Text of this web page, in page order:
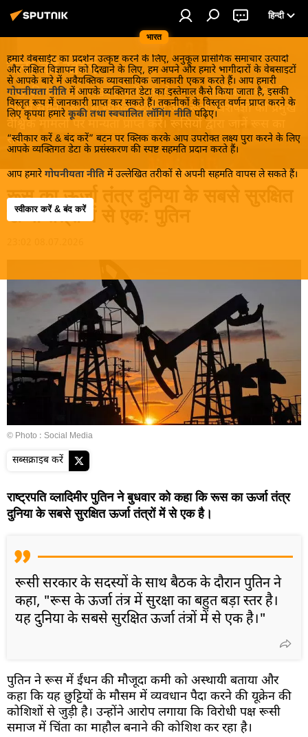
भारत
हिन्दी
हमारे वेबसाईट का प्रदर्शन उत्कृष्ट करने के लिए, अनुकूल प्रासंगिक समाचार उत्पादों
और लक्षित विज्ञापन को दिखाने के लिए, हम अपने और हमारे भागीदारों के वेबसाइटों
से आपके बारे में अवैयक्तिक व्यावसायिक जानकारी एकत्र करते हैं। आप हमारी
गोपनीयता नीति में आपके व्यक्तिगत डेटा का इस्तेमाल कैसे किया जाता है, इसकी
विस्तृत रूप में जानकारी प्राप्त कर सकते हैं। तकनीकों के विस्तृत वर्णन प्राप्त करने के
लिए कृपया हमारे कूकी तथा स्वचालित लॉगिंग नीति पढ़िए।
“स्वीकार करें & बंद करें” बटन पर क्लिक करके आप उपरोक्त लक्ष्य पुरा करने के लिए
आपके व्यक्तिगत डेटा के प्रसंस्करण की स्पष्ट सहमति प्रदान करते हैं।
आप हमारे गोपनीयता नीति में उल्लेखित तरीकों से अपनी सहमति वापस ले सकते हैं।
स्वीकार करें & बंद करें
रूस की खबरें
रूस की गरमा-गरम खबरें जानें! सबसे रोचक आंतरिक मामलों के
बारे में सूचना, रूस से स्पेशल स्टोरीस और रूसी विशेषज्ञों की प्रमुख
वैश्विक मामलों पर मान्यता प्राप्त करें। रूसियों द्वारा जानें रूस का
सच!
रूस का ऊर्जा तंत्र दुनिया के सबसे सुरक्षित
ऊर्जा तंत्रों में से एक: पुतिन
© Photo : Social Media
सब्सक्राइब करें
राष्ट्रपति व्लादिमीर पुतिन ने बुधवार को कहा कि रूस का ऊर्जा तंत्र
दुनिया के सबसे सुरक्षित ऊर्जा तंत्रों में से एक है।
रूसी सरकार के सदस्यों के साथ बैठक के दौरान पुतिन ने
कहा, "रूस के ऊर्जा तंत्र में सुरक्षा का बहुत बड़ा स्तर है।
यह दुनिया के सबसे सुरक्षित ऊर्जा तंत्रों में से एक है।"
पुतिन ने रूस में ईंधन की मौजूदा कमी को अस्थायी बताया और
कहा कि यह छुट्टियों के मौसम में व्यवधान पैदा करने की यूक्रेन की
कोशिशों से जुड़ी है। उन्होंने आरोप लगाया कि विरोधी पक्ष रूसी
समाज में चिंता का माहौल बनाने की कोशिश कर रहा है।